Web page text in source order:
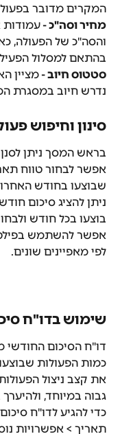
המקרים מדובר
מחיר וסה"כ - עמודות
בהתאם למסלול
סטטוס חיוב - מציין
נדרש חיוב במסגרת
סינון וחיפוש
בראש המסך ניתן
אפשר לבחור טווח
שבוצעו בחודש
ניתן להציג סיכום
בוצעו בכל חודש
אפשר להשתמש
לפי מאפיינים שונים.
שימוש בדו"ח
דו"ח הסיכום
כמות הפעולות
את קצב ניצול
גבוה במיוחד,
כדי להגיע לדו"ח